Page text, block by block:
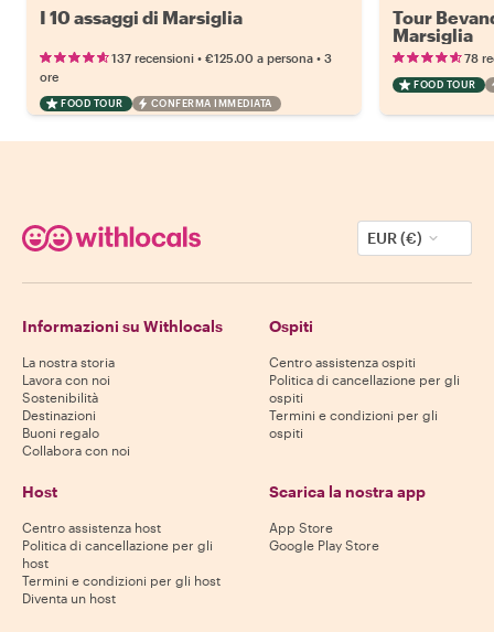
I 10 assaggi di Marsiglia
137 recensioni • €125.00 a persona • 3
ore
FOOD TOUR CONFERMA IMMEDIATA
Tour
Marsiglia
78
FOOD TOUR
EUR (€)
Informazioni su Withlocals
La nostra storia
Lavora con noi
Sostenibilità
Destinazioni
Buoni regalo
Collabora con noi
Ospiti
Centro assistenza ospiti
Politica di cancellazione per gli
ospiti
Termini e condizioni per gli
ospiti
Host
Centro assistenza host
Politica di cancellazione per gli
host
Termini e condizioni per gli host
Diventa un host
Scarica la nostra app
App Store
Google Play Store